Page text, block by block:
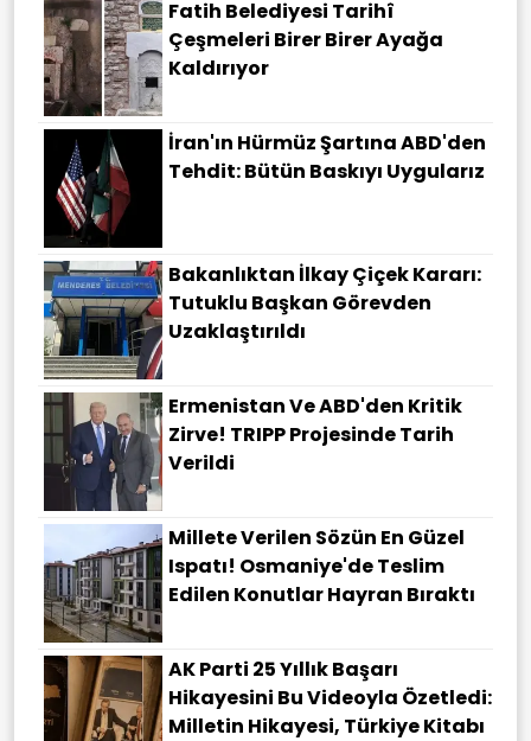
Fatih Belediyesi Tarihî
Çeşmeleri Birer Birer Ayağa
Kaldırıyor
İran'ın Hürmüz Şartına ABD'den
Tehdit: Bütün Baskıyı Uygularız
Bakanlıktan İlkay Çiçek Kararı:
Tutuklu Başkan Görevden
Uzaklaştırıldı
Ermenistan Ve ABD'den Kritik
Zirve! TRIPP Projesinde Tarih
Verildi
Millete Verilen Sözün En Güzel
Ispatı! Osmaniye'de Teslim
Edilen Konutlar Hayran Bıraktı
AK Parti 25 Yıllık Başarı
Hikayesini Bu Videoyla Özetledi:
Milletin Hikayesi, Türkiye Kitabı